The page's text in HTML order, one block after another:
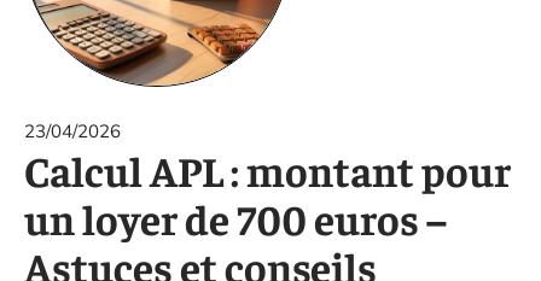
23/04/2026
Calcul APL : montant pour
un loyer de 700 euros –
Astuces et conseils